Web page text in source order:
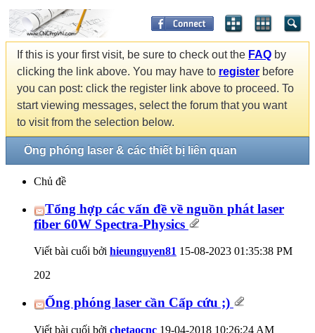
If this is your first visit, be sure to check out the FAQ by
clicking the link above. You may have to register before
you can post: click the register link above to proceed. To
start viewing messages, select the forum that you want
to visit from the selection below.
Ống phóng laser & các thiết bị liên quan
Chủ đề
Tổng hợp các vấn đề về nguồn phát laser
fiber 60W Spectra-Physics
Viết bài cuối bởi hieunguyen81 15-08-2023 01:35:38 PM
202
Ống phóng laser cần Cấp cứu ;)
Viết bài cuối bởi chetaocnc 19-04-2018 10:26:24 AM